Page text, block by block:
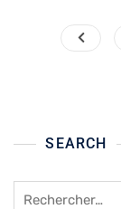
SEARCH